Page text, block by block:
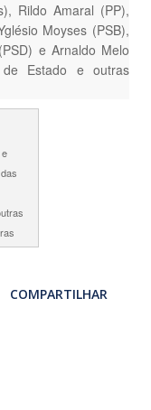
Rildo Amaral (PP),
Moyses (PSB),
e Arnaldo Melo
Estado e outras
COMPARTILHAR